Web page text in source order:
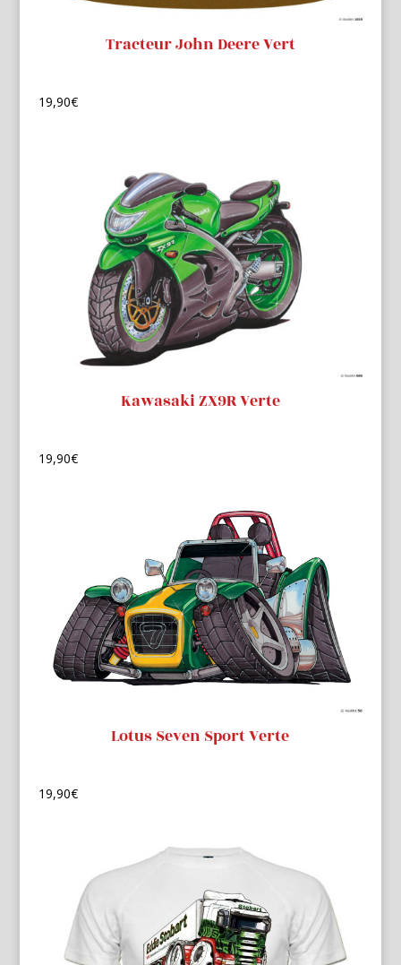
Tracteur John Deere Vert
19,90€
Kawasaki ZX9R Verte
19,90€
Lotus Seven Sport Verte
19,90€